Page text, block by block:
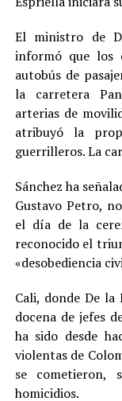
El ministro de
informó que los
autobús de
la carretera
arterias de
atribuyó la
guerrilleros. La
Sánchez ha
Gustavo Petro,
el día de la
reconocido el
«desobediencia
Cali, donde De
docena de jefes
ha sido desde
violentas de
se cometieron,
homicidios.